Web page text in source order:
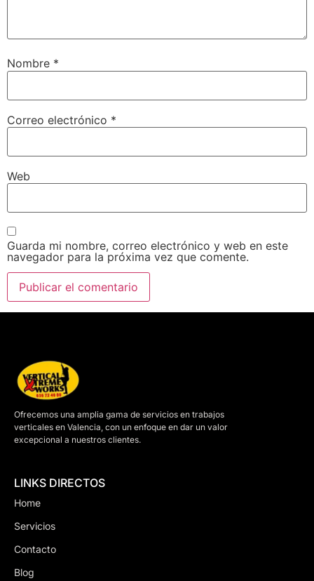
Nombre *
Correo electrónico *
Web
Guarda mi nombre, correo electrónico y web en este
navegador para la próxima vez que comente.
Ofrecemos una amplia gama de servicios en trabajos
verticales en Valencia, con un enfoque en dar un valor
excepcional a nuestros clientes.
LINKS DIRECTOS
Home
Servicios
Contacto
Blog